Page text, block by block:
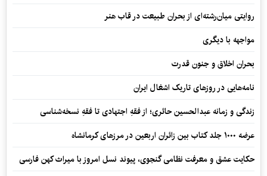
روایتی میان‌رشته‌ای از بحران طبیعت در قاب هنر
مواجهه با دیگری
بحران اخلاق و جنون قدرت
نامه‌هایی در روزهای تاریک اشغال ایران
زندگی و زمانه عبدالحسین حائری؛ از فقهِ اجتهادی تا فقهِ نسخه‌شناسی
عرضه ۱۰۰۰ جلد کتاب بین زائران اربعین در مرزهای کرمانشاه
حکایت عشق و معرفت نظامی گنجوی، پیوند نسل امروز با میراث کهن فارسی